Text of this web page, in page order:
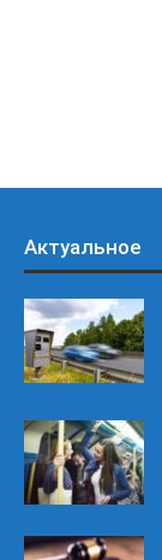
Актуальное